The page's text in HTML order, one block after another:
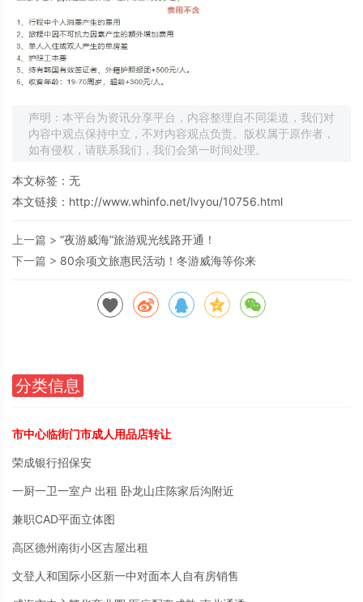
声明：本平台为资讯分享平台，内容整理自不同渠道，我们对
内容中观点保持中立，不对内容观点负责。版权属于原作者，
如有侵权，请联系我们，我们会第一时间处理。
本文标签：无
本文链接： http://www.whinfo.net/lvyou/10756.html
上一篇 > “夜游威海”旅游观光线路开通！
下一篇 > 80余项文旅惠民活动！冬游威海等你来
分类信息
市中心临街门市成人用品店转让
荣成银行招保安
一厨一卫一室户 出租 卧龙山庄陈家后沟附近
兼职CAD平面立体图
高区德州南街小区吉屋出租
文登人和国际小区新一中对面本人自有房销售